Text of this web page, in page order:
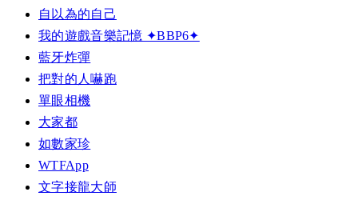
自以為的自己
我的遊戲音樂記憶 ✦BBP6✦
藍牙炸彈
把對的人嚇跑
單眼相機
大家都
如數家珍
WTFApp
文字接龍大師